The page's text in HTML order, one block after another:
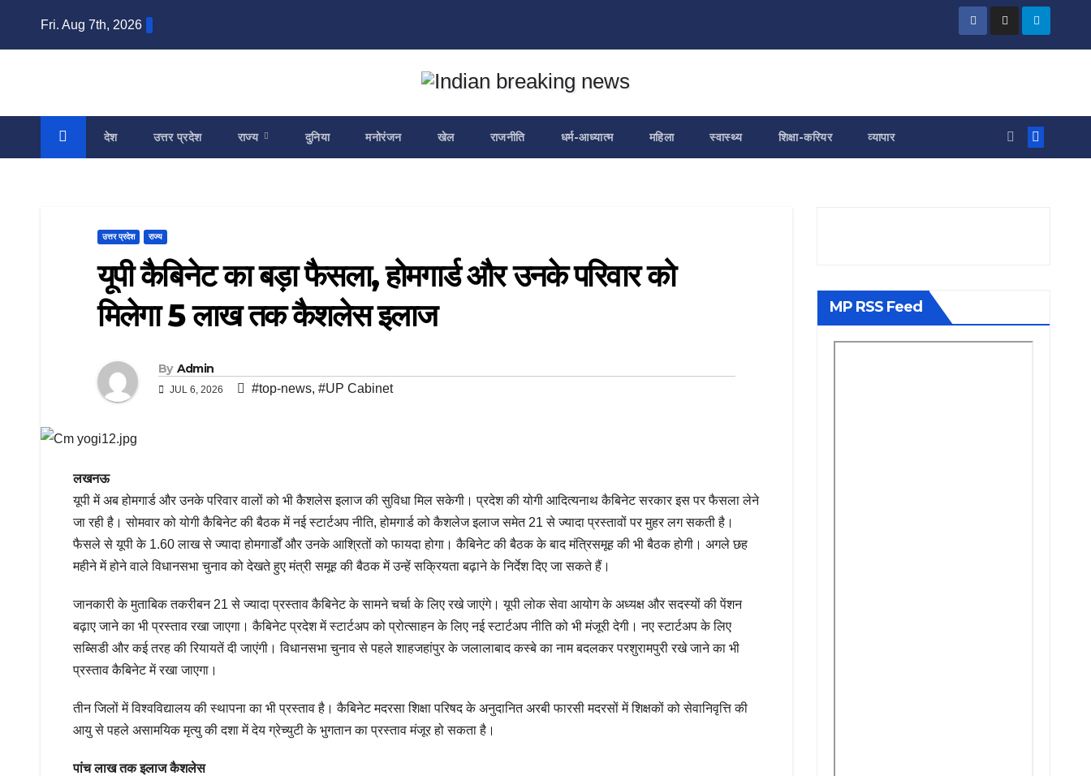
Fri. Aug 7th, 2026
देश उत्तर प्रदेश राज्य दुनिया मनोरंजन खेल राजनीति धर्म-आध्यात्म महिला स्वास्थ्य शिक्षा-करियर व्यापार
उत्तर प्रदेश राज्य
यूपी कैबिनेट का बड़ा फैसला, होमगार्ड और उनके परिवार को
मिलेगा 5 लाख तक कैशलेस इलाज
By Admin
JUL 6, 2026 #top-news, #UP Cabinet
लखनऊ
यूपी में अब होमगार्ड और उनके परिवार वालों को भी कैशलेस इलाज की सुविधा मिल सकेगी। प्रदेश की योगी आदित्यनाथ कैबिनेट सरकार इस पर फैसला लेने
जा रही है। सोमवार को योगी कैबिनेट की बैठक में नई स्टार्टअप नीति, होमगार्ड को कैशलेज इलाज समेत 21 से ज्यादा प्रस्तावों पर मुहर लग सकती है।
फैसले से यूपी के 1.60 लाख से ज्यादा होमगार्डों और उनके आश्रितों को फायदा होगा। कैबिनेट की बैठक के बाद मंत्रिसमूह की भी बैठक होगी। अगले छह
महीने में होने वाले विधानसभा चुनाव को देखते हुए मंत्री समूह की बैठक में उन्हें सक्रियता बढ़ाने के निर्देश दिए जा सकते हैं।
जानकारी के मुताबिक तकरीबन 21 से ज्यादा प्रस्ताव कैबिनेट के सामने चर्चा के लिए रखे जाएंगे। यूपी लोक सेवा आयोग के अध्यक्ष और सदस्यों की पेंशन
बढ़ाए जाने का भी प्रस्ताव रखा जाएगा। कैबिनेट प्रदेश में स्टार्टअप को प्रोत्साहन के लिए नई स्टार्टअप नीति को भी मंजूरी देगी। नए स्टार्टअप के लिए
सब्सिडी और कई तरह की रियायतें दी जाएंगी। विधानसभा चुनाव से पहले शाहजहांपुर के जलालाबाद कस्बे का नाम बदलकर परशुरामपुरी रखे जाने का भी
प्रस्ताव कैबिनेट में रखा जाएगा।
तीन जिलों में विश्वविद्यालय की स्थापना का भी प्रस्ताव है। कैबिनेट मदरसा शिक्षा परिषद के अनुदानित अरबी फारसी मदरसों में शिक्षकों को सेवानिवृत्ति की
आयु से पहले असामयिक मृत्यु की दशा में देय ग्रेच्युटी के भुगतान का प्रस्ताव मंजूर हो सकता है।
पांच लाख तक इलाज कैशलेस
MP RSS Feed